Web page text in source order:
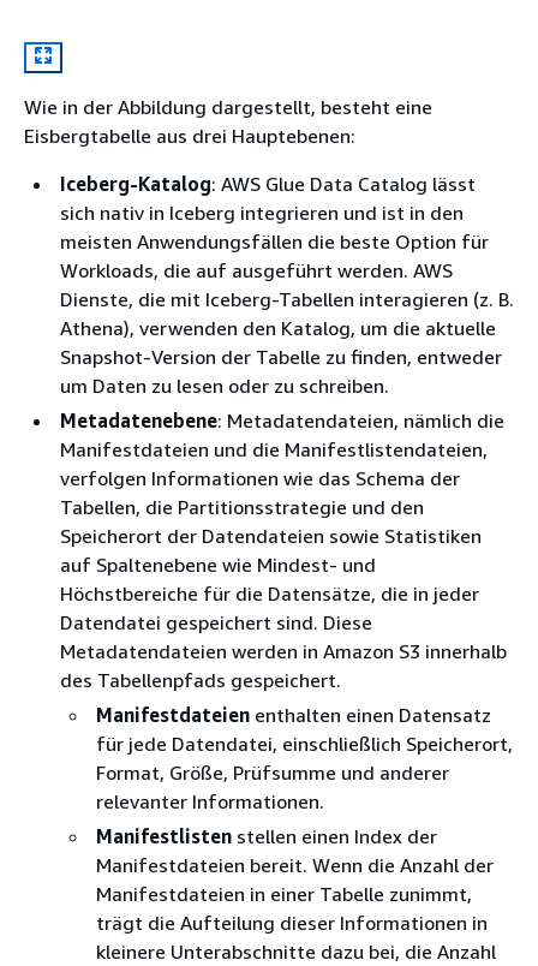
Wie in der Abbildung dargestellt, besteht eine
Eisbergtabelle aus drei Hauptebenen:
Iceberg-Katalog: AWS Glue Data Catalog lässt
sich nativ in Iceberg integrieren und ist in den
meisten Anwendungsfällen die beste Option für
Workloads, die auf ausgeführt werden. AWS
Dienste, die mit Iceberg-Tabellen interagieren (z. B.
Athena), verwenden den Katalog, um die aktuelle
Snapshot-Version der Tabelle zu finden, entweder
um Daten zu lesen oder zu schreiben.
Metadatenebene: Metadatendateien, nämlich die
Manifestdateien und die Manifestlistendateien,
verfolgen Informationen wie das Schema der
Tabellen, die Partitionsstrategie und den
Speicherort der Datendateien sowie Statistiken
auf Spaltenebene wie Mindest- und
Höchstbereiche für die Datensätze, die in jeder
Datendatei gespeichert sind. Diese
Metadatendateien werden in Amazon S3 innerhalb
des Tabellenpfads gespeichert.
Manifestdateien enthalten einen Datensatz
für jede Datendatei, einschließlich Speicherort,
Format, Größe, Prüfsumme und anderer
relevanter Informationen.
Manifestlisten stellen einen Index der
Manifestdateien bereit. Wenn die Anzahl der
Manifestdateien in einer Tabelle zunimmt,
trägt die Aufteilung dieser Informationen in
kleinere Unterabschnitte dazu bei, die Anzahl